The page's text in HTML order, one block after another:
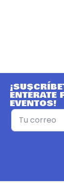
ENTÉRATE
EVENTOS!